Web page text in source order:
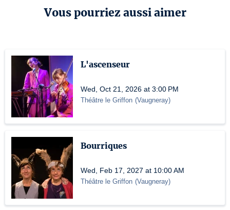
Vous pourriez aussi aimer
L'ascenseur
Wed, Oct 21, 2026 at 3:00 PM
Théâtre le Griffon (Vaugneray)
Bourriques
Wed, Feb 17, 2027 at 10:00 AM
Théâtre le Griffon (Vaugneray)